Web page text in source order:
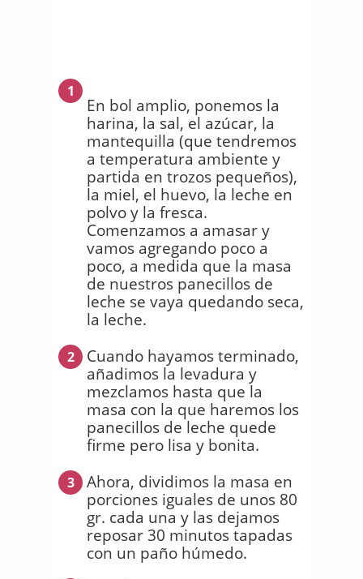
1
En bol amplio, ponemos la
harina, la sal, el azúcar, la
mantequilla (que tendremos
a temperatura ambiente y
partida en trozos pequeños),
la miel, el huevo, la leche en
polvo y la fresca.
Comenzamos a amasar y
vamos agregando poco a
poco, a medida que la masa
de nuestros panecillos de
leche se vaya quedando seca,
la leche.
2
Cuando hayamos terminado,
añadimos la levadura y
mezclamos hasta que la
masa con la que haremos los
panecillos de leche quede
firme pero lisa y bonita.
3
Ahora, dividimos la masa en
porciones iguales de unos 80
gr. cada una y las dejamos
reposar 30 minutos tapadas
con un paño húmedo.